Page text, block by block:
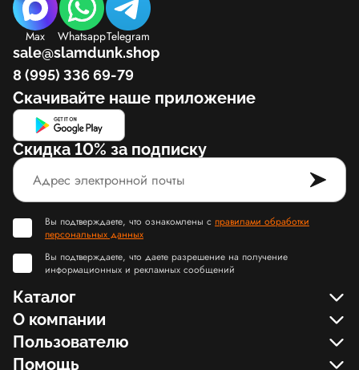
Max WhatsappTelegram
sale@slamdunk.shop
8 (995) 336 69-79
Скачивайте наше приложение
Скидка 10% за подписку
Вы подтверждаете, что ознакомлены с правилами обработки
персональных данных
Вы подтверждаете, что даете разрешение на получение
информационных и рекламных сообщений
Каталог
О компании
Пользователю
Помощь